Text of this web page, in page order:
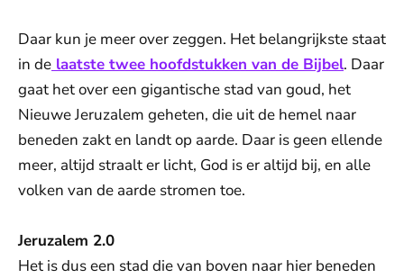
Daar kun je meer over zeggen. Het belangrijkste staat
in de laatste twee hoofdstukken van de Bijbel. Daar
gaat het over een gigantische stad van goud, het
Nieuwe Jeruzalem geheten, die uit de hemel naar
beneden zakt en landt op aarde. Daar is geen ellende
meer, altijd straalt er licht, God is er altijd bij, en alle
volken van de aarde stromen toe.
Jeruzalem 2.0
Het is dus een stad die van boven naar hier beneden